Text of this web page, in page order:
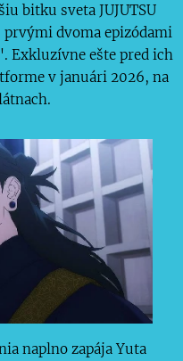
bitku sveta JUJUTSU
dvoma epizódami
Exkluzívne ešte pred ich
v januári 2026, na
naplno zapája Yuta